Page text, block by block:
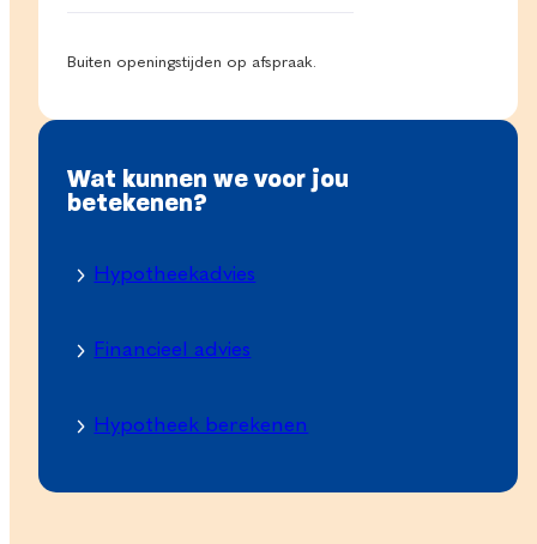
Buiten openingstijden op afspraak.
Wat kunnen we voor jou
betekenen?
Hypotheekadvies
Financieel advies
Hypotheek berekenen